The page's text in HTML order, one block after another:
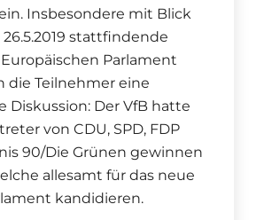
Insbesondere mit Blick
stattfindende
Parlament
die Teilnehmer eine
Diskussion: Der VfB hatte
von CDU, SPD, FDP
90/Die Grünen gewinnen
allesamt für das neue
kandidieren.